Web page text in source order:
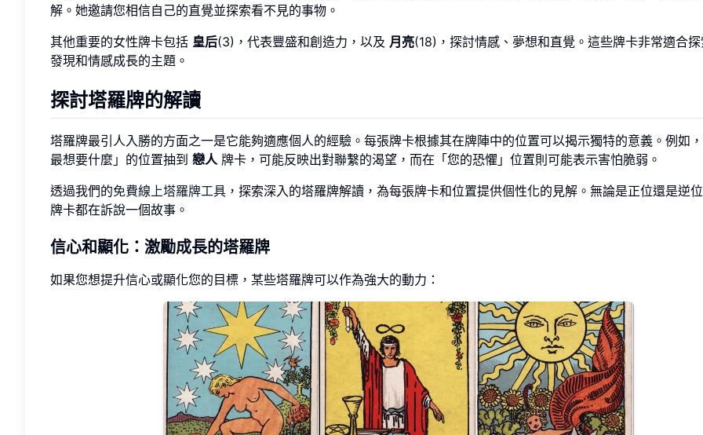
解。她邀請您相信自己的直覺並探索看不見的事物。
其他重要的女性牌卡包括 皇后(3)，代表豐盛和創造力，以及 月亮(18)，探討情感、夢想和直覺。這些牌卡非常適合
發現和情感成長的主題。
探討塔羅牌的解讀
塔羅牌最引人入勝的方面之一是它能夠適應個人的經驗。每張牌卡根據其在牌陣中的位置可以揭示獨特的意義。例如
最想要什麼」的位置抽到 戀人牌卡，可能反映出對聯繫的渴望，而在「您的恐懼」位置則可能表示害怕脆弱。
透過我們的免費線上塔羅牌工具 ，探索深入的塔羅牌解讀，為每張牌卡和位置提供個性化的見解。無論是正位還是逆
牌卡都在訴說一個故事。
信心和顯化：激勵成長的塔羅牌
如果您想提升信心或顯化您的目標，某些塔羅牌可以作為強大的動力：